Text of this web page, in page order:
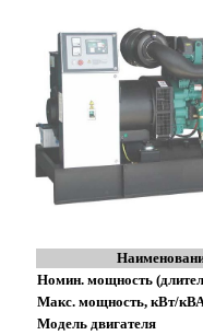
Номин. мощность
Макс. мощность, кВт/
Модель двигателя